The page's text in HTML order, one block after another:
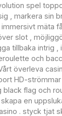
spel
, markera sin
mäta
slot ,
tillbaka intrig ,
och
överleva
HD-
black flag och
en
. styck tjat